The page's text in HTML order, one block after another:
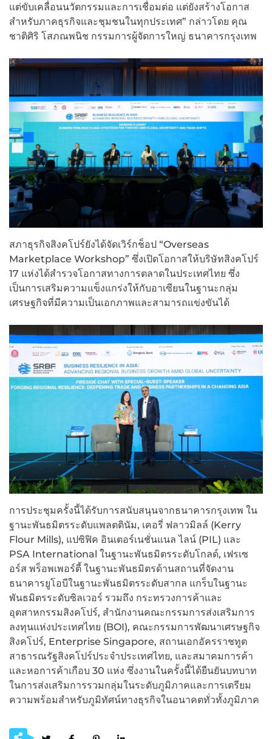
แต่ขับเคลื่อนนวัตกรรมและการเชื่อมต่อ แต่ยังสร้างโอกาส
สำหรับภาคธุรกิจและชุมชนในทุกประเทศ” กล่าวโดย คุณ
ชาติศิริ โสภณพนิช กรรมการผู้จัดการใหญ่ ธนาคารกรุงเทพ
สภาธุรกิจสิงคโปร์ยังได้จัดเวิร์กช็อป “Overseas
Marketplace Workshop” ซึ่งเปิดโอกาสให้บริษัทสิงคโปร์
17 แห่งได้สำรวจโอกาสทางการตลาดในประเทศไทย ซึ่ง
เป็นการเสริมความแข็งแกร่งให้กับอาเซียนในฐานะกลุ่ม
เศรษฐกิจที่มีความเป็นเอกภาพและสามารถแข่งขันได้
การประชุมครั้งนี้ได้รับการสนับสนุนจากธนาคารกรุงเทพ ใน
ฐานะพันธมิตรระดับแพลตตินัม, เคอรี่ ฟลาวมิลล์ (Kerry
Flour Mills), แปซิฟิค อินเตอร์เนชั่นแนล ไลน์ (PIL) และ
PSA International ในฐานะพันธมิตรระดับโกลด์, เฟรเซ
อร์ส พร็อพเพอร์ตี้ ในฐานะพันธมิตรด้านสถานที่จัดงาน
ธนาคารยูโอบีในฐานะพันธมิตรระดับสากล แกร็บในฐานะ
พันธมิตรระดับซิลเวอร์ รวมถึง กระทรวงการค้าและ
อุตสาหกรรมสิงคโปร์, สำนักงานคณะกรรมการส่งเสริมการ
ลงทุนแห่งประเทศไทย (BOI), คณะกรรมการพัฒนาเศรษฐกิจ
สิงคโปร์, Enterprise Singapore, สถานเอกอัครราชทูต
สาธารณรัฐสิงคโปร์ประจำประเทศไทย, และสมาคมการค้า
และหอการค้าเกือบ 30 แห่ง ซึ่งงานในครั้งนี้ได้ยืนยันบทบาท
ในการส่งเสริมการรวมกลุ่มในระดับภูมิภาคและการเตรียม
ความพร้อมสำหรับภูมิทัศน์ทางธุรกิจในอนาคตทั่วทั้งภูมิภาค